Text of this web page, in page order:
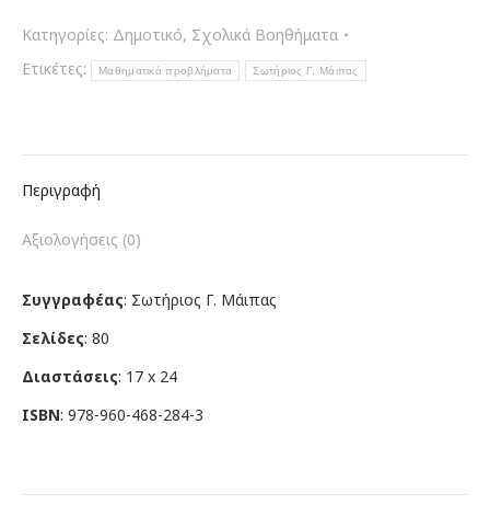
περιεχομένου
για
Κατηγορίες: Δημοτικό, Σχολικά Βοηθήματα
Ετικέτες:
Μαθηματικά προβλήματα Σωτήριος Γ. Μάιπας
Περιγραφή
Αξιολογήσεις (0)
Συγγραφέας: Σωτήριος Γ. Μάιπας
Σελίδες: 80
Διαστάσεις: 17 x 24
ISBN: 978-960-468-284-3